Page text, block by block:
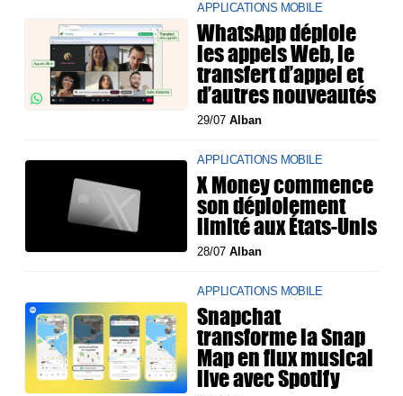
APPLICATIONS MOBILE
WhatsApp déploie
les appels Web, le
transfert d’appel et
d’autres nouveautés
29/07Alban
APPLICATIONS MOBILE
X Money commence
son déploiement
limité aux États-Unis
28/07Alban
APPLICATIONS MOBILE
Snapchat
transforme la Snap
Map en flux musical
live avec Spotify